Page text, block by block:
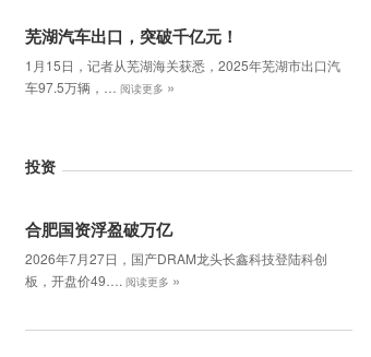
芜湖汽车出口，突破千亿元！
1月15日，记者从芜湖海关获悉，2025年芜湖市出口汽
车97.5万辆，…
阅读更多 »
投资
合肥国资浮盈破万亿
2026年7月27日，国产DRAM龙头长鑫科技登陆科创
板，开盘价49…. 阅读更多 »